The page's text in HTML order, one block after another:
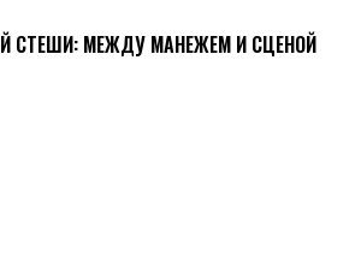
СТЕШИ: МЕЖДУ МАНЕЖЕМ И СЦЕНОЙ